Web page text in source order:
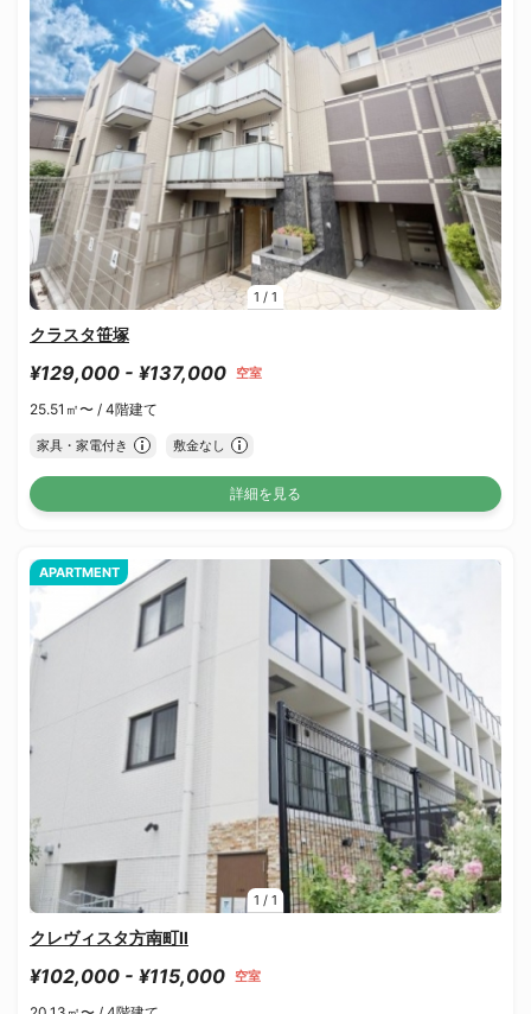
1 / 1
クラスタ笹塚
¥129,000 - ¥137,000 空室
25.51㎡〜 / 4階建て
家具・家電付き 敷金なし
詳細を見る
1 / 1
APARTMENT
クレヴィスタ方南町Ⅱ
¥102,000 - ¥115,000 空室